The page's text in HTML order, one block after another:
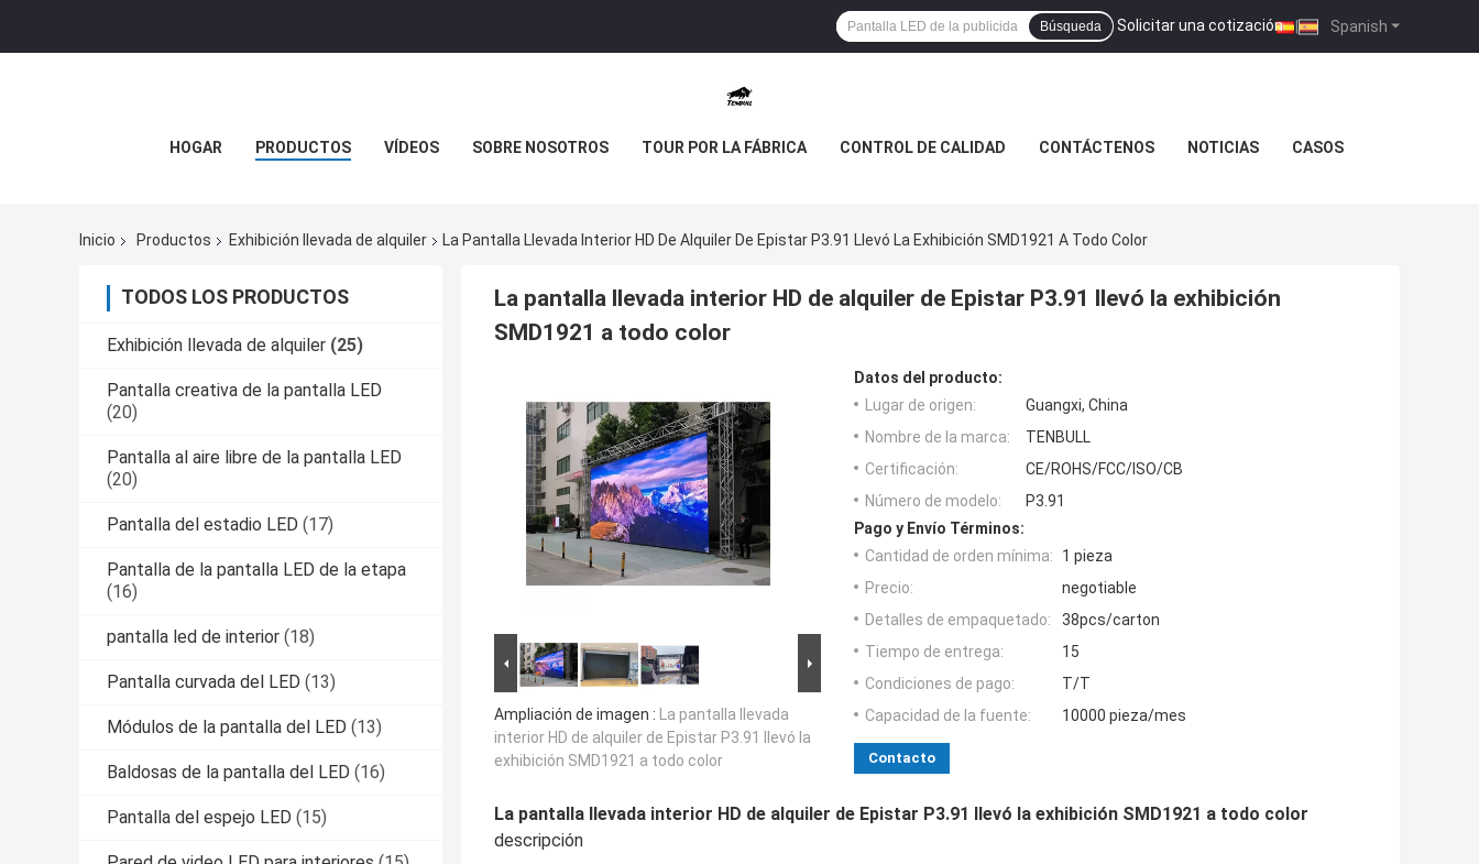
Spanish
Solicitar una cotización |
Búsqueda
HOGAR PRODUCTOS VÍDEOS SOBRE NOSOTROS TOUR POR LA FÁBRICA CONTROL DE CALIDAD CONTÁCTENOS NOTICIAS CASOS
Inicio Productos Exhibición llevada de alquiler La Pantalla Llevada Interior HD De Alquiler De Epistar P3.91 Llevó La Exhibición SMD1921 A Todo Color
TODOS LOS PRODUCTOS
Exhibición llevada de alquiler (25)
Pantalla creativa de la pantalla LED
(20)
Pantalla al aire libre de la pantalla LED
(20)
Pantalla del estadio LED (17)
Pantalla de la pantalla LED de la etapa
(16)
pantalla led de interior (18)
Pantalla curvada del LED (13)
Módulos de la pantalla del LED (13)
Baldosas de la pantalla del LED (16)
Pantalla del espejo LED (15)
La pantalla llevada interior HD de alquiler de Epistar P3.91 llevó la exhibición
SMD1921 a todo color
Ampliación de imagen : La pantalla llevada
interior HD de alquiler de Epistar P3.91 llevó la
exhibición SMD1921 a todo color
Datos del producto:
Lugar de origen:
Guangxi, China
Nombre de la marca:
TENBULL
Certificación:
CE/ROHS/FCC/ISO/CB
Número de modelo:
P3.91
Pago y Envío Términos:
Cantidad de orden mínima:
1 pieza
Precio:
negotiable
Detalles de empaquetado:
38pcs/carton
Tiempo de entrega:
15
Condiciones de pago:
T/T
Capacidad de la fuente:
10000 pieza/mes
Contacto
La pantalla llevada interior HD de alquiler de Epistar P3.91 llevó la exhibición SMD1921 a todo color
descripción